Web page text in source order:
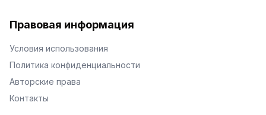
Правовая информация
Условия использования
Политика конфиденциальности
Авторские права
Контакты